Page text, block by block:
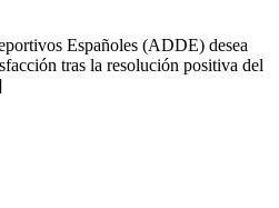
Españoles (ADDE) desea
tras la resolución positiva del